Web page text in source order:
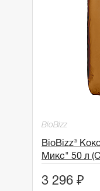
BioBizz
BioBizz®
Микс" 50 л
3 296 ₽